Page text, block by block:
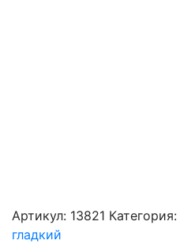
Артикул: 13821 Категория:
гладкий